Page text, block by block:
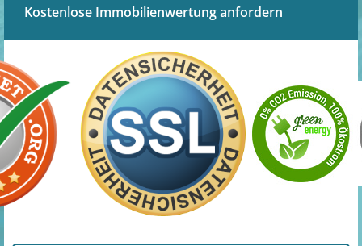
Kostenlose Immobilienwertung anfordern